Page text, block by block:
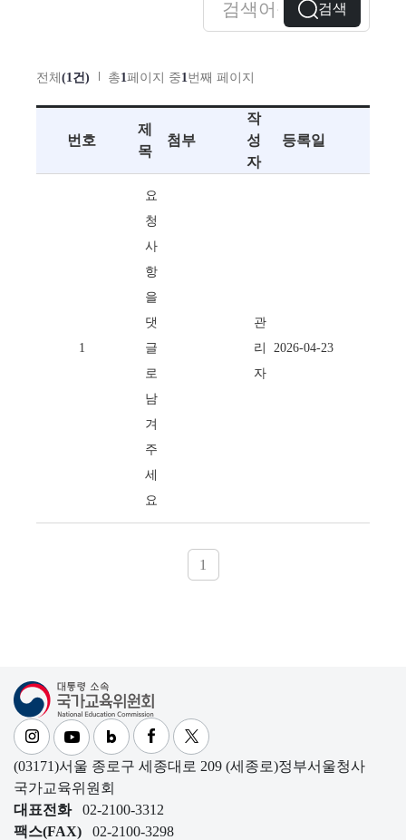
검색
전체 (1건) 총1페이지 중1번째 페이지
번호
제
목
첨부
작
성
자
등록일
1
요
청
사
항
을
댓
글
로
남
겨
주
세
요
관
리
자
2026-04-23
1
대통령소속 국가교육위원회
(03171)서울 종로구 세종대로 209 (세종로)정부서울청사
국가교육위원회
대표전화
02-2100-3312
팩스(FAX)
02-2100-3298